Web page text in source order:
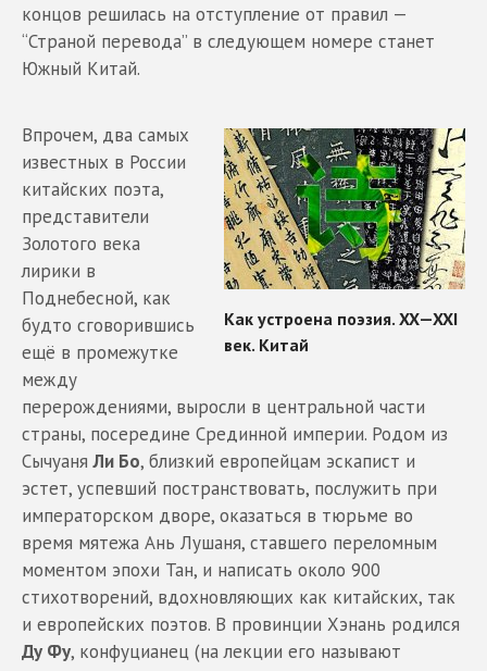
концов решилась на отступление от правил —
“Страной перевода” в следующем номере станет
Южный Китай.
Впрочем, два самых
известных в России
китайских поэта,
представители
Золотого века
лирики в
Поднебесной, как
будто сговорившись
ещё в промежутке
между
перерождениями, выросли в центральной части
страны, посередине Срединной империи. Родом из
СычуаняЛи Бо, близкий европейцам эскапист и
эстет, успевший постранствовать, послужить при
императорском дворе, оказаться в тюрьме во
время мятежа Ань Лушаня, ставшего переломным
моментом эпохи Тан, и написать около 900
стихотворений, вдохновляющих как китайских, так
и европейских поэтов. В провинции Хэнань родился
Ду Фу, конфуцианец (на лекции его называют